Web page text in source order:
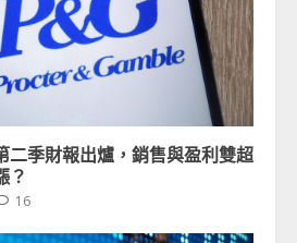
二季財報出爐，銷售與盈利雙超
？
16